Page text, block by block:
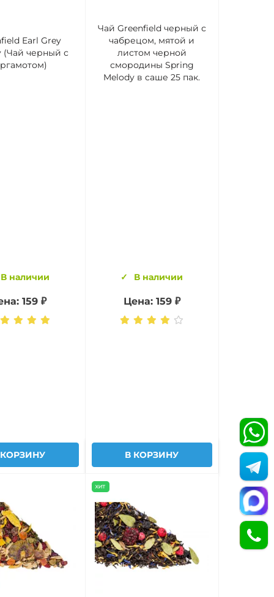
Earl Grey
(Чай черный с
В наличии
159 ₽
Чай Greenfield черный с
чабрецом, мятой и
листом черной
смородины Spring
Melody в саше 25 пак.
В наличии
Цена: 159 ₽
В КОРЗИНУ